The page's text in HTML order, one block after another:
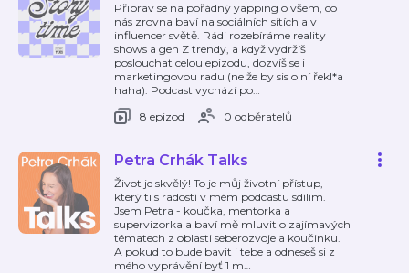
Připrav se na pořádný yapping o všem, co
nás zrovna baví na sociálních sítích a v
influencer světě. Rádi rozebíráme reality
shows a gen Z trendy, a když vydržíš
poslouchat celou epizodu, dozvíš se i
marketingovou radu (ne že by sis o ní řekl*a
haha). Podcast vychází po…
8 epizod
0 odběratelů
Petra Crhák Talks
Život je skvělý! To je můj životní přístup,
který ti s radostí v mém podcastu sdílím.
Jsem Petra - koučka, mentorka a
supervizorka a baví mě mluvit o zajímavých
tématech z oblasti seberozvoje a koučinku.
A pokud to bude bavit i tebe a odneseš si z
mého vyprávění byť 1 m…